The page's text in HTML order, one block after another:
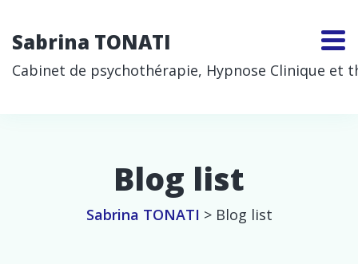
Sabrina TONATI
Cabinet de psychothérapie, Hypnose Clinique
Blog list
Sabrina TONATI > Blog list